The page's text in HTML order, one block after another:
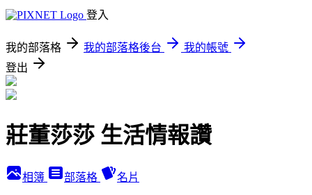
登入
我的部落格 我的部落格後台
我的帳號
登出
莊董莎莎 生活情報讚
相簿 部落格 名片